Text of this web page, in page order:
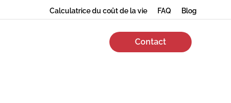
Calculatrice du coût de la vie FAQ Blog
Contact